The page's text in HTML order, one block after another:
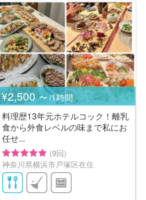
¥2,500 〜 /1時間
料理歴13年元ホテルコック！離乳
食から外食レベルの味まで私にお
任せ...
(9回)
神奈川県横浜市戸塚区在住